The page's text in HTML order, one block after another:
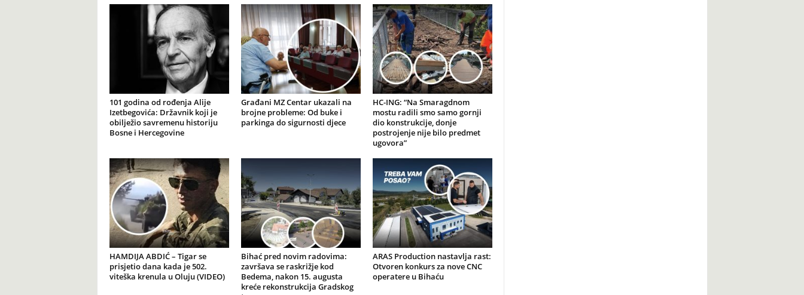
101 godina od rođenja Alije
Izetbegovića: Državnik koji je
obilježio savremenu historiju
Bosne i Hercegovine
Građani MZ Centar ukazali na
brojne probleme: Od buke i
parkinga do sigurnosti djece
HC-ING: “Na Smaragdnom
mostu radili smo samo gornji
dio konstrukcije, donje
postrojenje nije bilo predmet
ugovora”
HAMDIJA ABDIĆ – Tigar se
prisjetio dana kada je 502.
viteška krenula u Oluju (VIDEO)
Bihać pred novim radovima:
završava se raskrižje kod
Bedema, nakon 15. augusta
kreće rekonstrukcija Gradskog
ARAS Production nastavlja rast:
Otvoren konkurs za nove CNC
operatere u Bihaću